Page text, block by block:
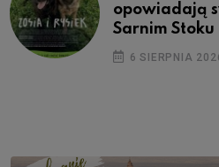
opowiadają
Sarnim Stoku
6 SIERPNIA